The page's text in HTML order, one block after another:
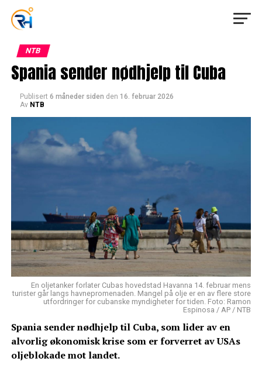
NTB
Spania sender nødhjelp til Cuba
Publisert 6 måneder siden den 16. februar 2026
Av NTB
En oljetanker forlater Cubas hovedstad Havanna 14. februar mens
turister går langs havnepromenaden. Mangel på olje er en av flere store
utfordringer for cubanske myndigheter for tiden. Foto: Ramon
Espinosa / AP / NTB
Spania sender nødhjelp til Cuba, som lider av en
alvorlig økonomisk krise som er forverret av USAs
oljeblokade mot landet.